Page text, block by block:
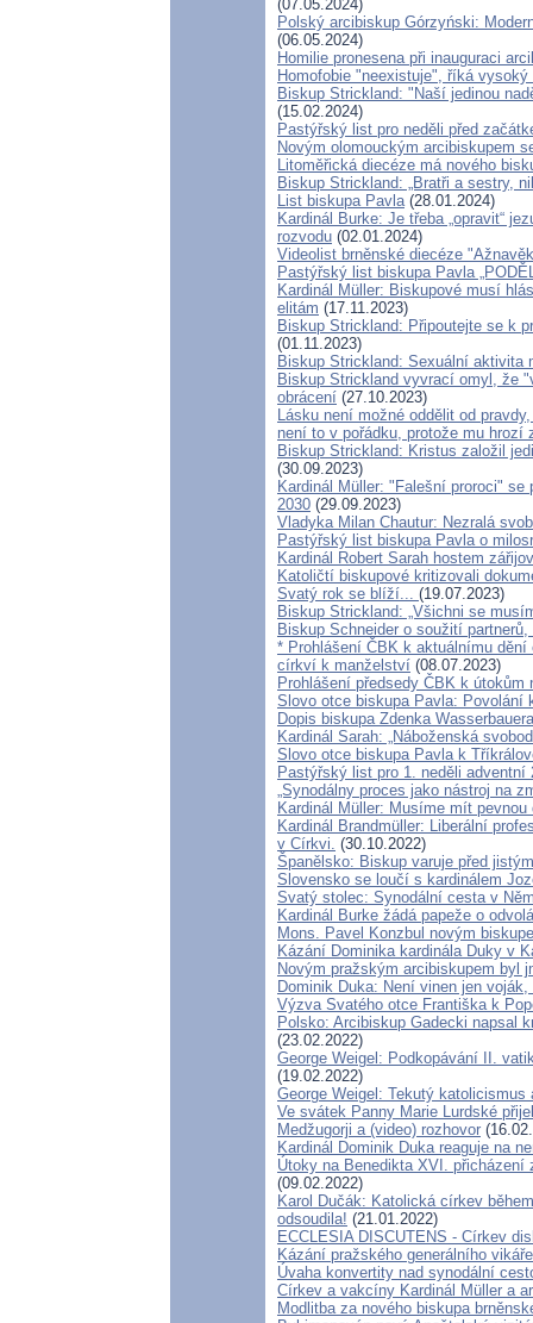
(07.05.2024)
Polský arcibiskup Górzyński:
(06.05.2024)
Homilie pronesena při inauguraci
Homofobie "neexistuje", říká
Biskup Strickland: "Naší jedinou
(15.02.2024)
Pastýřský list pro neděli před
Novým olomouckým arcibiskupem
Litoměřická diecéze má nového
Biskup Strickland: „Bratři a sestry,
List biskupa Pavla(28.01.2024)
Kardinál Burke: Je třeba „opravit“
rozvodu (02.01.2024)
Videolist brněnské diecéze
Pastýřský list biskupa Pavla
Kardinál Müller: Biskupové musí
elitám (17.11.2023)
Biskup Strickland: Připoutejte se k
(01.11.2023)
Biskup Strickland: Sexuální
Biskup Strickland vyvrací omyl, že
obrácení (27.10.2023)
Lásku není možné oddělit od
není to v pořádku, protože mu hrozí
Biskup Strickland: Kristus založil
(30.09.2023)
Kardinál Müller: "Falešní proroci"
2030 (29.09.2023)
Vladyka Milan Chautur: Nezralá
Pastýřský list biskupa Pavla o
Kardinál Robert Sarah hostem
Katoličtí biskupové kritizovali
Svatý rok se blíží... (19.07.2023)
Biskup Strickland: „Všichni se
Biskup Schneider o soužití
* Prohlášení ČBK k aktuálnímu
církví k manželství (08.07.2023)
Prohlášení předsedy ČBK k útokům
Slovo otce biskupa Pavla: Povolání
Dopis biskupa Zdenka
Kardinál Sarah: „Náboženská
Slovo otce biskupa Pavla k
Pastýřský list pro 1. neděli adventní
„Synodálny proces jako nástroj na
Kardinál Müller: Musíme mít
Kardinál Brandmüller: Liberální
v Církvi. (30.10.2022)
Španělsko: Biskup varuje před
Slovensko se loučí s kardinálem
Svatý stolec: Synodální cesta v
Kardinál Burke žádá papeže o
Mons. Pavel Konzbul novým
Kázání Dominika kardinála Duky v
Novým pražským arcibiskupem byl
Dominik Duka: Není vinen jen
Výzva Svatého otce Františka k
Polsko: Arcibiskup Gadecki napsal
(23.02.2022)
George Weigel: Podkopávání II.
(19.02.2022)
George Weigel: Tekutý
Ve svátek Panny Marie Lurdské
Medžugorji a (video) rozhovor
Kardinál Dominik Duka reaguje na
Útoky na Benedikta XVI.
(09.02.2022)
Karol Dučák: Katolická církev
odsoudila! (21.01.2022)
ECCLESIA DISCUTENS - Církev
Kázání pražského generálního
Úvaha konvertity nad synodální
Církev a vakcíny Kardinál Müller a
Modlitba za nového biskupa